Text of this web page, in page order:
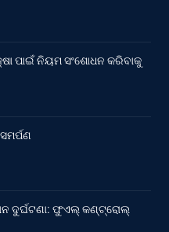
ପାଇଁ ନିୟମ ସଂଶୋଧନ କରିବାକୁ
ଦୁର୍ଘଟଣା: ଫୁଏଲ୍‌ କଣ୍ଟ୍ରୋଲ୍‌